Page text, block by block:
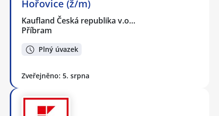
Hořovice (ž/m)
Kaufland Česká republika v.o…
Příbram
Plný úvazek
Zveřejněno: 5. srpna